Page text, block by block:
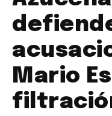
Mario